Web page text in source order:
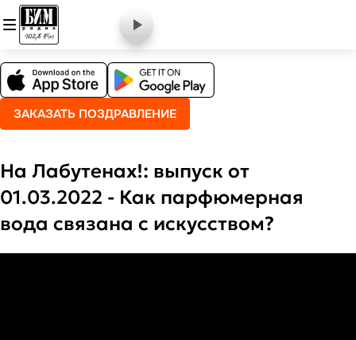
ЗАКАЗАТЬ ПОЗДРАВЛЕНИЕ
На Лабутенах!: выпуск от
01.03.2022 - Как парфюмерная
вода связана с искусством?